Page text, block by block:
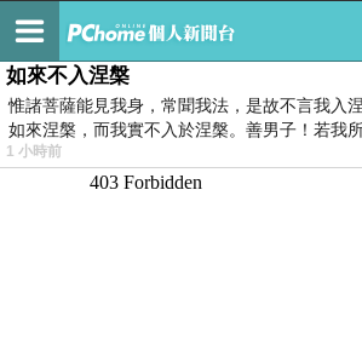
最新文章
如來不入涅槃
惟諸菩薩能見我身，常聞我法，是故不言我入
如來涅槃，而我實不入於涅槃。善男子！若我
1 小時前